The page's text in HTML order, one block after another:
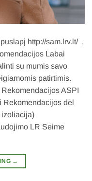
http://sam.lrv.lt/ ,
Labai
su mumis savo
patirtimis.
ASPI
Rekomendacijos dėl
izoliacija)
LR Seime
→